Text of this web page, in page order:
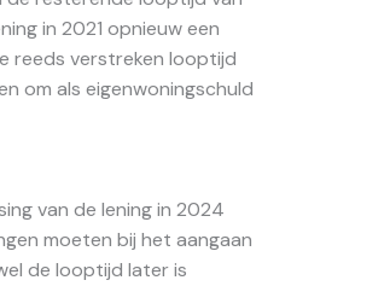
in 2021 opnieuw een
reeds verstreken looptijd
om als eigenwoningschuld
van de lening in 2024
moeten bij het aangaan
de looptijd later is